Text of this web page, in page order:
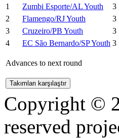
1
Zumbi Esporte/AL Youth 3
2
Flamengo/RJ Youth 3
3
Cruzeiro/PB Youth 3
4
EC São Bernardo/SP Youth 3
Advances to next round
Copyright ©
reserved